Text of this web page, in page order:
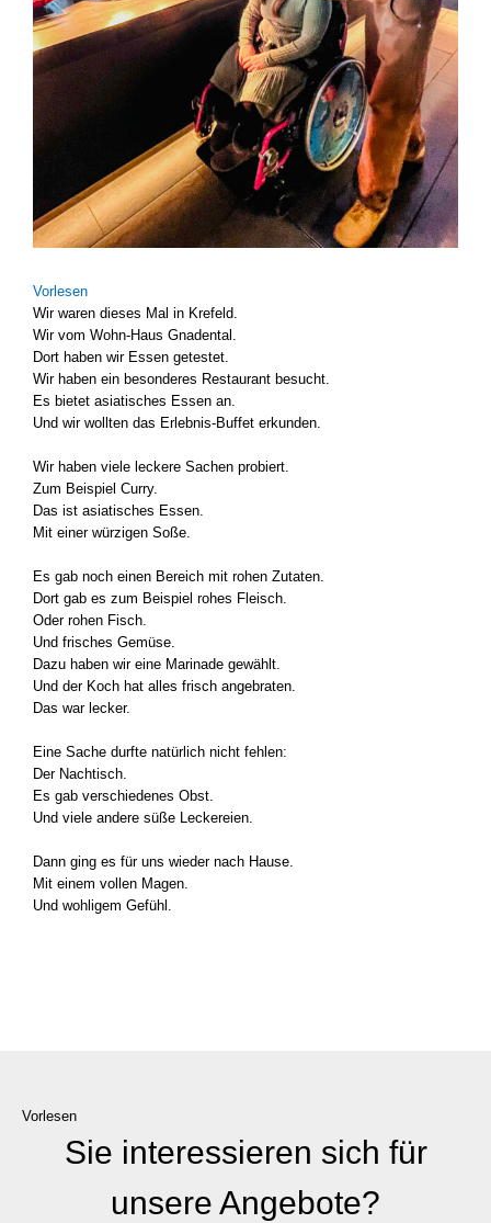
Vor­le­sen
Wir waren die­ses Mal in Kre­feld.
Wir vom Wohn-Haus Gna­den­tal.
Dort haben wir Essen getes­tet.
Wir haben ein beson­de­res Restau­rant besucht.
Es bie­tet asia­ti­sches Essen an.
Und wir woll­ten das Erlebnis-Buffet erkun­den.
Wir haben vie­le lecke­re Sachen pro­biert.
Zum Bei­spiel Cur­ry.
Das ist asia­ti­sches Essen.
Mit einer wür­zi­gen Soße.
Es gab noch einen Bereich mit rohen Zuta­ten.
Dort gab es zum Bei­spiel rohes Fleisch.
Oder rohen Fisch.
Und fri­sches Gemü­se.
Dazu haben wir eine Mari­na­de gewählt.
Und der Koch hat alles frisch ange­bra­ten.
Das war lecker.
Eine Sache durf­te natür­lich nicht feh­len:
Der Nach­tisch.
Es gab ver­schie­de­nes Obst.
Und vie­le ande­re süße Lecke­rei­en.
Dann ging es für uns wie­der nach Hau­se.
Mit einem vol­len Magen.
Und woh­li­gem Gefühl.
Vorlesen
Sie interessieren sich für
unsere Angebote?